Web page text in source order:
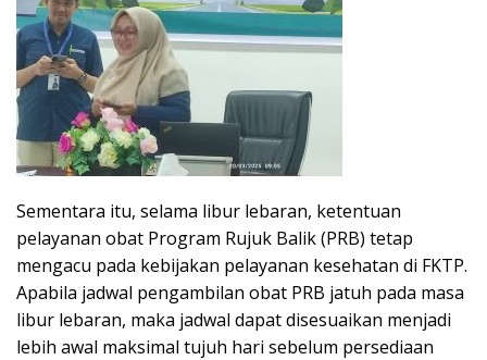
Sementara itu, selama libur lebaran, ketentuan
pelayanan obat Program Rujuk Balik (PRB) tetap
mengacu pada kebijakan pelayanan kesehatan di FKTP.
Apabila jadwal pengambilan obat PRB jatuh pada masa
libur lebaran, maka jadwal dapat disesuaikan menjadi
lebih awal maksimal tujuh hari sebelum persediaan